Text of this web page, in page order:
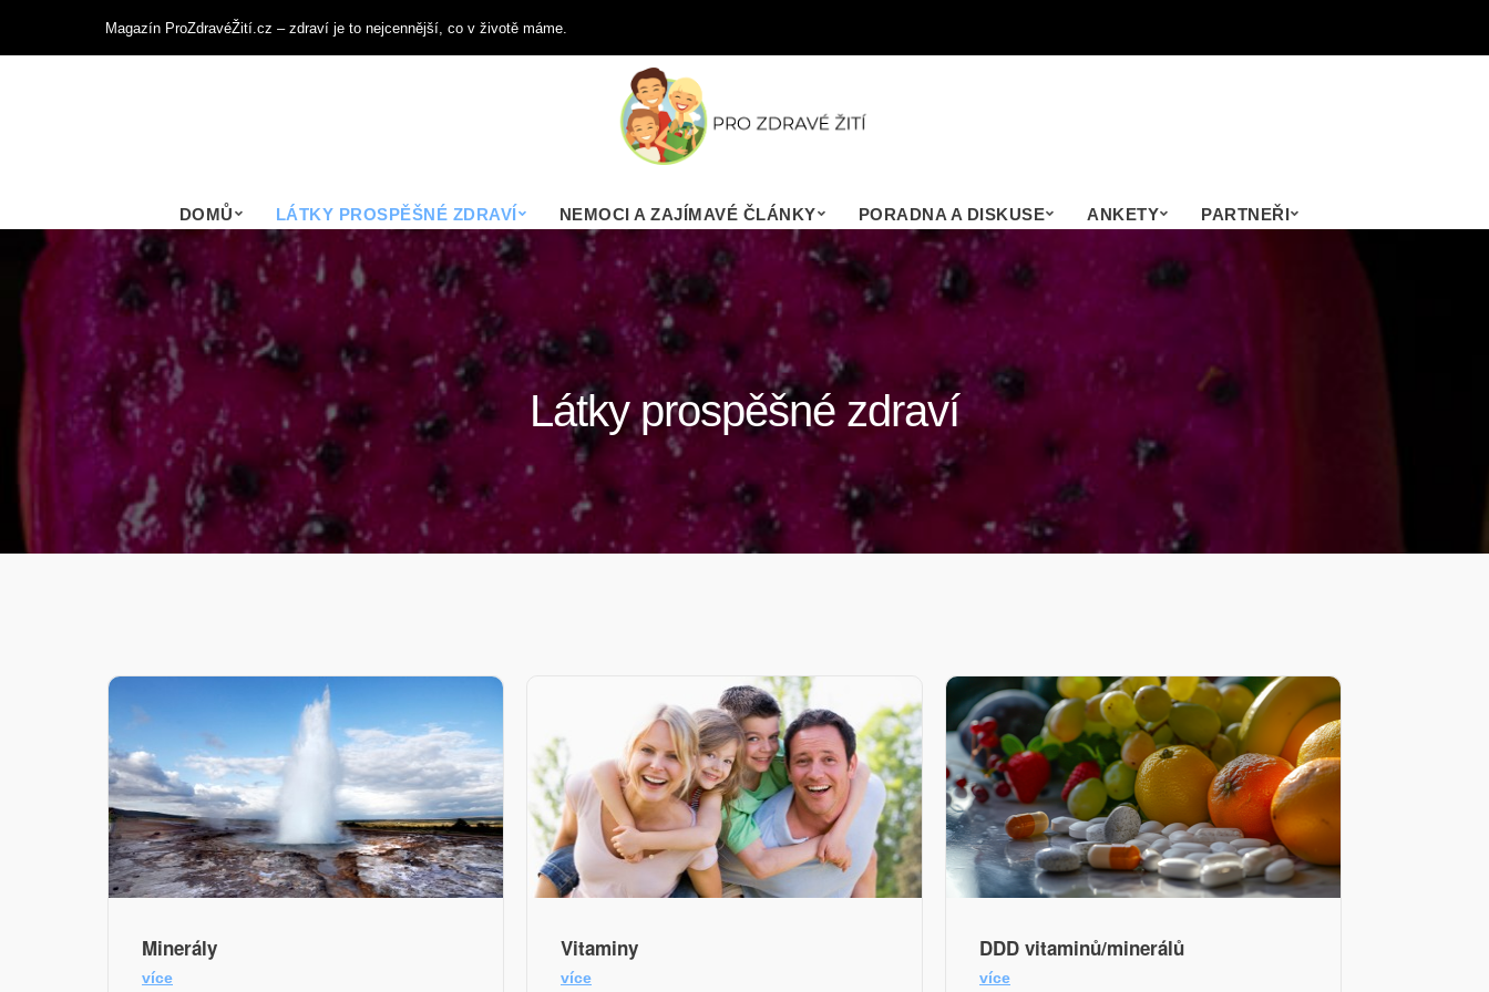
Magazín ProZdravéŽití.cz – zdraví je to nejcennější, co v životě máme.
DOMŮ LÁTKY PROSPĚŠNÉ ZDRAVÍ NEMOCI A ZAJÍMAVÉ ČLÁNKY PORADNA A DISKUSE ANKETY PARTNEŘI
Látky prospěšné zdraví
Minerály
více
Vitaminy
více
DDD vitaminů/minerálů
více